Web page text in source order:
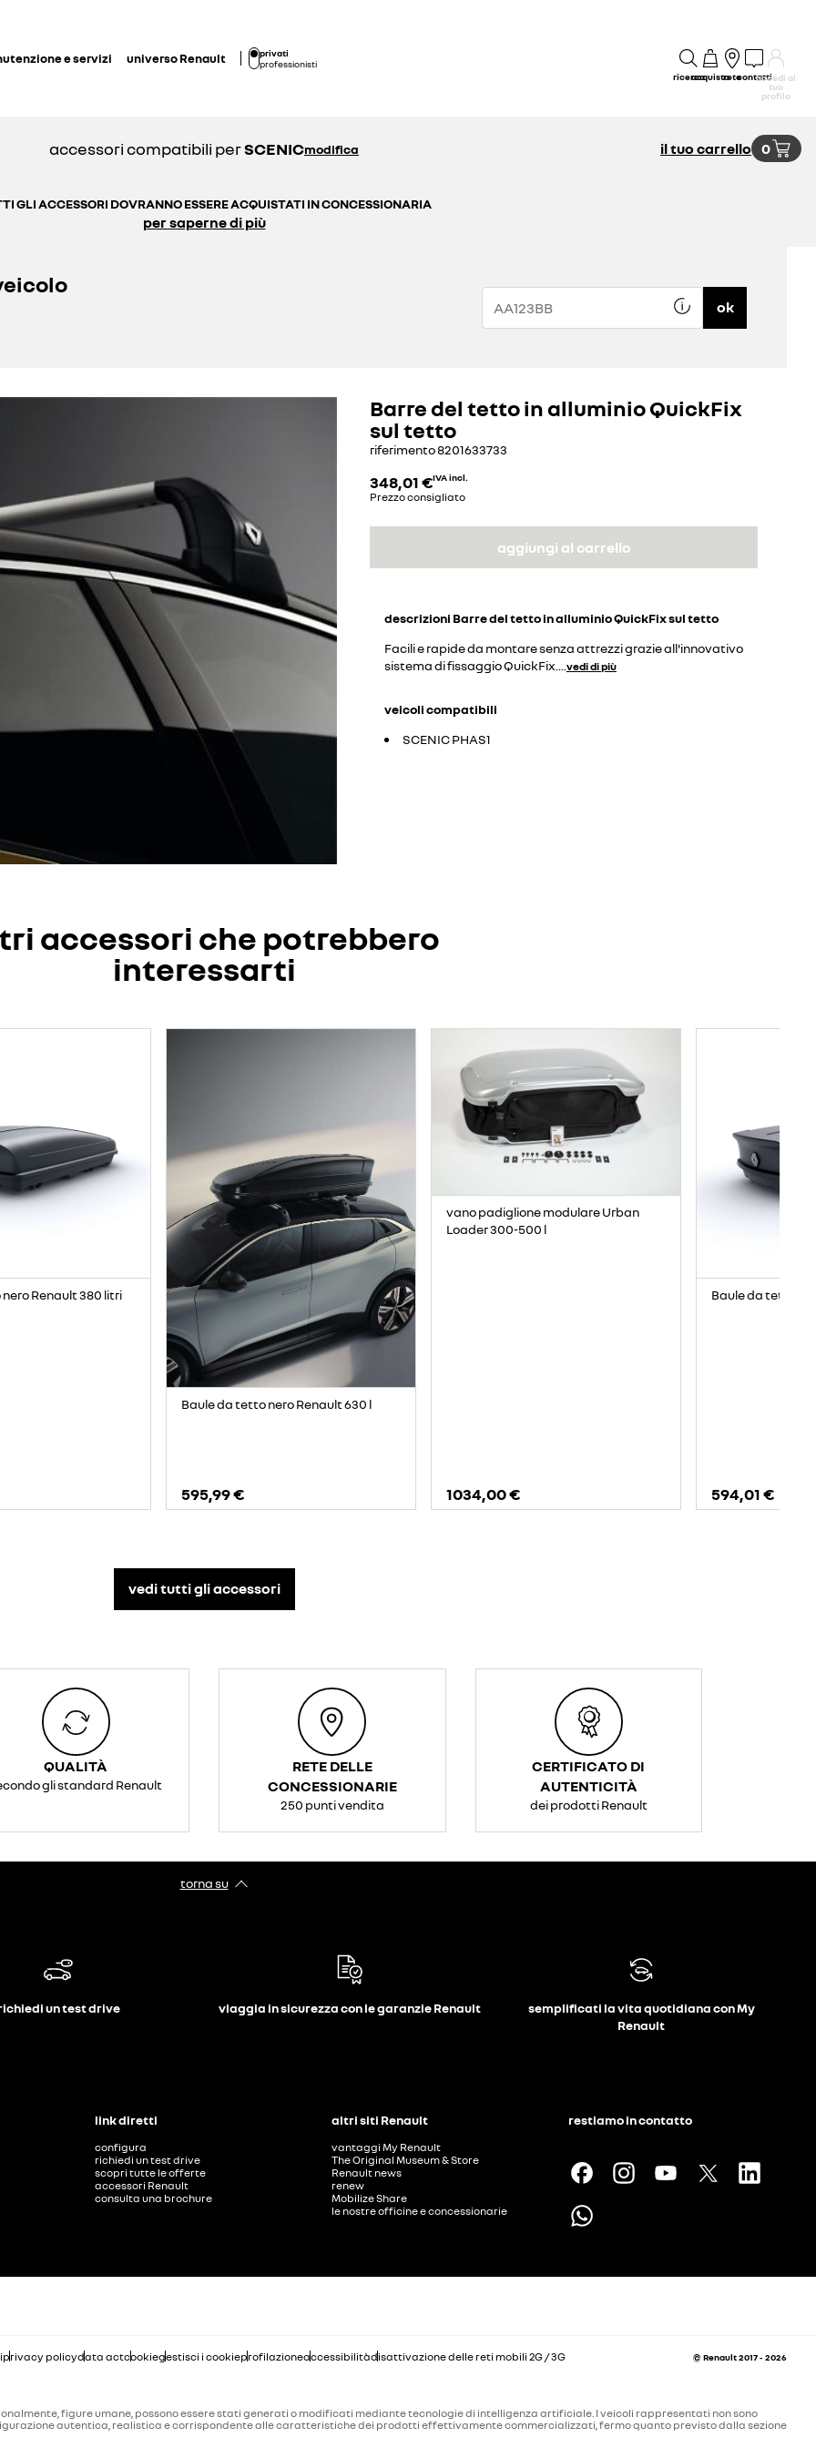
e servizi universo Renault
privati
professionisti
ricercaacquistoretecontattiaccedi al
tuo
profilo
accessori compatibili perSCENICmodifica il tuo carrello 0
GLI ACCESSORI DOVRANNO ESSERE ACQUISTATI IN CONCESSIONARIA
per saperne di più
ok
Barre del tetto in alluminio QuickFix
sul tetto
riferimento8201633733
348,01 €IVA incl.
Prezzo consigliato
aggiungi al carrello
descrizioni Barre del tetto in alluminio QuickFix sul tetto
Facili e rapide da montare senza attrezzi grazie all'innovativo
sistema di fissaggio QuickFix.
vedi di più
veicoli compatibili
SCENIC PHAS1
accessori che potrebbero
interessarti
Renault 380 litri
Baule da tetto nero Renault 630 l
595,99 €
vano padiglione modulare Urban
Loader 300-500 l
1034,00 €
Baule da tetto
594,01 €
vedi tutti gli accessori​
QUALITÀ
gli standard Renault
RETE DELLE
CONCESSIONARIE
250 punti vendita
CERTIFICATO DI
AUTENTICITÀ
dei prodotti Renault
torna su
un test drive viaggia in sicurezza con le garanzie Renault
semplificati la vita quotidiana con My
Renault
link diretti
configura
richiedi un test drive
scopri tutte le offerte
accessori Renault
consulta una brochure
altri siti Renault
vantaggi My Renault
The Original Museum & Store
Renault news
renew
Mobilize Share
le nostre officine e concessionarie
restiamo in contatto
privacy policydata actcookiegestisci i cookieprofilazioneaccessibilitàdisattivazione delle reti mobili 2G / 3G © Renault 2017 - 2026
figure umane, possono essere stati generati o modificati mediante tecnologie di intelligenza artificiale. I veicoli rappresentati non sono
autentica, realistica e corrispondente alle caratteristiche dei prodotti effettivamente commercializzati, fermo quanto previsto dalla sezione